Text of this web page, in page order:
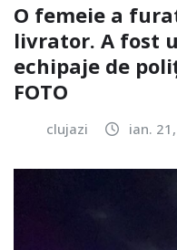
O femeie a
livrator. A fost
echipaje de
FOTO
clujazi ian.